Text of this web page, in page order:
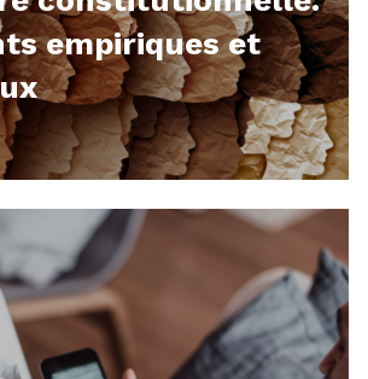
empiriques et